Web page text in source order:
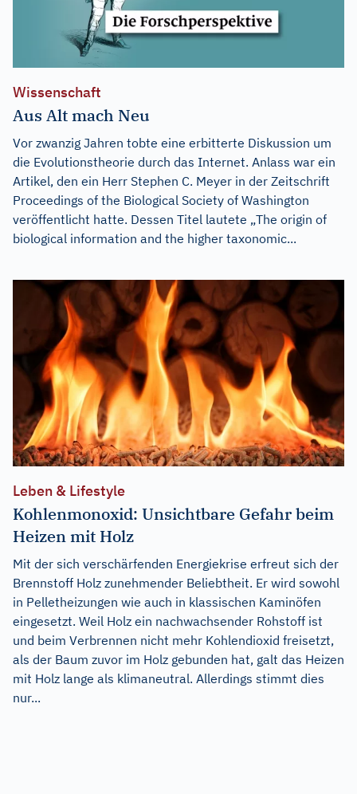
Wissenschaft
Aus Alt mach Neu
Vor zwanzig Jahren tobte eine erbitterte Diskussion um
die Evolutionstheorie durch das Internet. Anlass war ein
Artikel, den ein Herr Stephen C. Meyer in der Zeitschrift
Proceedings of the Biological Society of Washington
veröffentlicht hatte. Dessen Titel lautete „The origin of
biological information and the higher taxonomic...
Leben & Lifestyle
Kohlenmonoxid: Unsichtbare Gefahr beim
Heizen mit Holz
Mit der sich verschärfenden Energiekrise erfreut sich der
Brennstoff Holz zunehmender Beliebtheit. Er wird sowohl
in Pelletheizungen wie auch in klassischen Kaminöfen
eingesetzt. Weil Holz ein nachwachsender Rohstoff ist
und beim Verbrennen nicht mehr Kohlendioxid freisetzt,
als der Baum zuvor im Holz gebunden hat, galt das Heizen
mit Holz lange als klimaneutral. Allerdings stimmt dies
nur...